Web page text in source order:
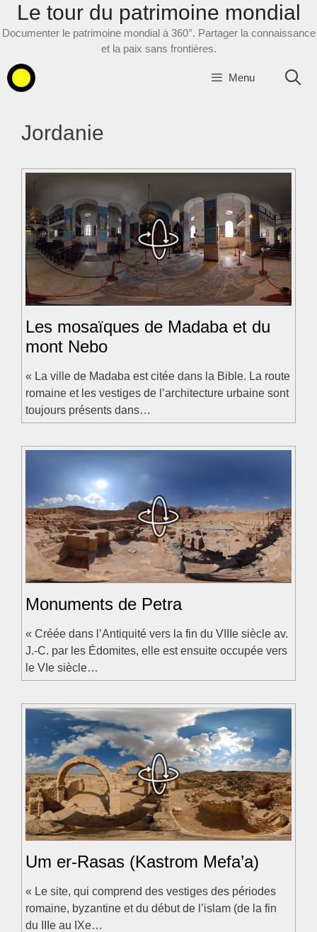
AllerLe tour du patrimoine mondial
Documenter le patrimoine mondial à 360°. Partager la connaissance
et la paix sans frontières.
Menu
Jordanie
Les mosaïques de Madaba et du
mont Nebo
« La ville de Madaba est citée dans la Bible. La route
romaine et les vestiges de l’architecture urbaine sont
toujours présents dans…
Monuments de Petra
« Créée dans l’Antiquité vers la fin du VIIIe siècle av.
J.-C. par les Édomites, elle est ensuite occupée vers
le VIe siècle…
Um er-Rasas (Kastrom Mefa’a)
« Le site, qui comprend des vestiges des périodes
romaine, byzantine et du début de l’islam (de la fin
du IIIe au IXe…